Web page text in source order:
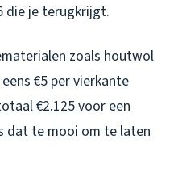
die je terugkrijgt.
zoals houtwol
€5 per vierkante
€2.125 voor een
dat te mooi om te laten